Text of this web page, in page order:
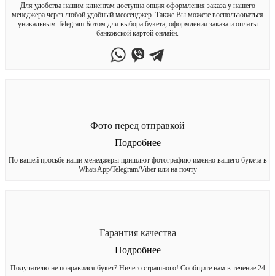
Для удобства нашим клиентам доступна опция оформления заказа у нашего
менеджера через любой удобный мессенджер. Также Вы можете воспользоваться
уникальным Telegram Ботом для выбора букета, оформления заказа и оплаты
банковской картой онлайн.
Фото перед отправкой
Подробнее
По вашей просьбе наши менеджеры пришлют фотографию именно вашего букета в
WhatsApp/Telegram/Viber или на почту
Гарантия качества
Подробнее
Получателю не понравился букет? Ничего страшного! Сообщите нам в течение 24